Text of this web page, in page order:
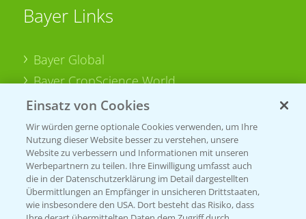
Bayer Links
Bayer Global
Bayer CropScience World
Bayer Karriere
Bayer CropScience Austria
Bayer CropScience Schweiz
Presse
Vegetables Deutschland
Einsatz von Cookies
Wir würden gerne optionale Cookies verwenden, um Ihre
Nutzung dieser Website besser zu verstehen, unsere
Website zu verbessern und Informationen mit unseren
Werbepartnern zu teilen. Ihre Einwilligung umfasst auch
die in der Datenschutzerklärung im Detail dargestellten
Übermittlungen an Empfänger in unsicheren Drittstaaten,
wie insbesondere den USA. Dort besteht das Risiko, dass